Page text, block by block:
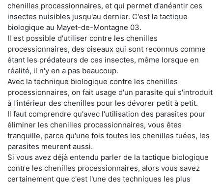
chenilles processionnaires, et qui permet d'anéantir ces
insectes nuisibles jusqu'au dernier. C'est la tactique
biologique au Mayet-de-Montagne 03.
Il est possible d'utiliser contre les chenilles
processionnaires, des oiseaux qui sont reconnus comme
étant les prédateurs de ces insectes, même lorsque en
réalité, il n'y en a pas beaucoup.
Avec la technique biologique contre les chenilles
processionnaires, on fait usage d'un parasite qui s'introduit
à l'intérieur des chenilles pour les dévorer petit à petit.
Il faut comprendre qu'avec l'utilisation des parasites pour
éliminer les chenilles processionnaires, vous êtes
tranquille, parce qu'une fois toutes les chenilles tuées, les
parasites meurent aussi.
Si vous avez déjà entendu parler de la tactique biologique
contre les chenilles processionnaires, alors vous savez
certainement que c'est l'une des techniques les plus